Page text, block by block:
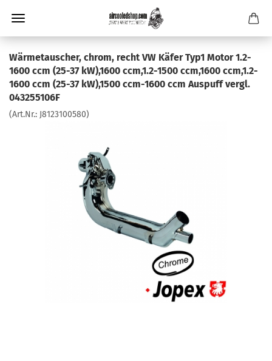
Wärmetauscher, chrom, recht VW Käfer Typ1 Motor 1.2-
1600 ccm (25-37 kW),1600 ccm,1.2-1500 ccm,1600 ccm,1.2-
1600 ccm (25-37 kW),1500 ccm-1600 ccm Auspuff vergl.
043255106F
(Art.Nr.: J8123100580)